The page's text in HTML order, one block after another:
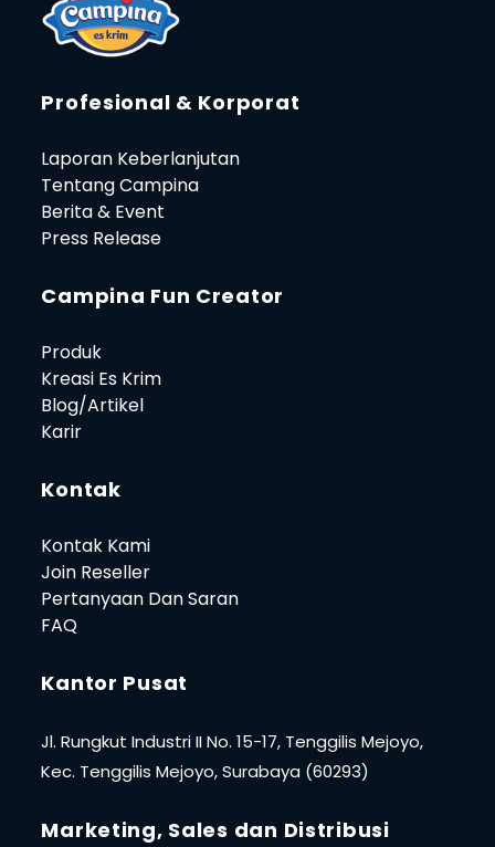
Profesional & Korporat
Laporan Keberlanjutan
Tentang Campina
Berita & Event
Press Release
Campina Fun Creator
Produk
Kreasi Es Krim
Blog/Artikel
Karir
Kontak
Kontak Kami
Join Reseller
Pertanyaan Dan Saran
FAQ
Kantor Pusat
Jl. Rungkut Industri II No. 15-17, Tenggilis Mejoyo,
Kec. Tenggilis Mejoyo, Surabaya (60293)
Marketing, Sales dan Distribusi